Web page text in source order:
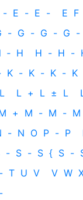
- E - E - E F
- G - G - G -
‐ H H - H -
K - K - K - K
L L + L ± L
+ M - M - M
- N O P - P
- S - S { S -
- T U V V W
-